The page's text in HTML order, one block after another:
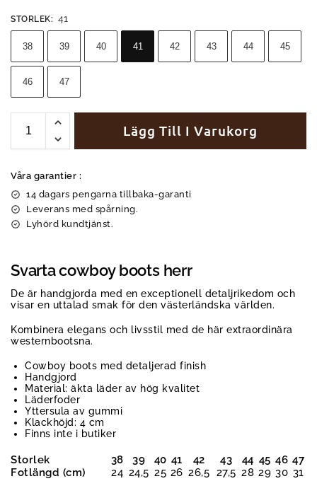
STORLEK: 41
38 39 40 41 42 43 44 45
46 47
Lägg Till I Varukorg
Våra garantier :
14 dagars pengarna tillbaka-garanti
Leverans med spårning.
Lyhörd kundtjänst.
Svarta cowboy boots herr
De är handgjorda med en exceptionell detaljrikedom och
visar en uttalad smak för den västerländska världen.
Kombinera elegans och livsstil med de här extraordinära
westernbootsna.
Cowboy boots med detaljerad finish
Handgjord
Material: äkta läder av hög kvalitet
Läderfoder
Yttersula av gummi
Klackhöjd: 4 cm
Finns inte i butiker
Storlek 38 39 40 41 42 43 44 45 46 47
Fotlängd (cm)
24 24,5 25 26 26,5 27,5 28 29 30 31